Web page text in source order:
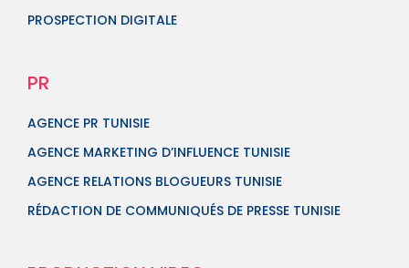
PROSPECTION DIGITALE
PR
AGENCE PR TUNISIE
AGENCE MARKETING D’INFLUENCE TUNISIE
AGENCE RELATIONS BLOGUEURS TUNISIE
RÉDACTION DE COMMUNIQUÉS DE PRESSE TUNISIE